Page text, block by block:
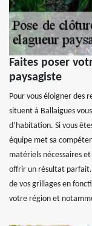
Faites poser
paysagiste
Pour vous éloigner des
situent à Ballaigues
d’habitation. Si vous
équipe met sa
matériels nécessaires
offrir un résultat parfait.
de vos grillages en
votre région et